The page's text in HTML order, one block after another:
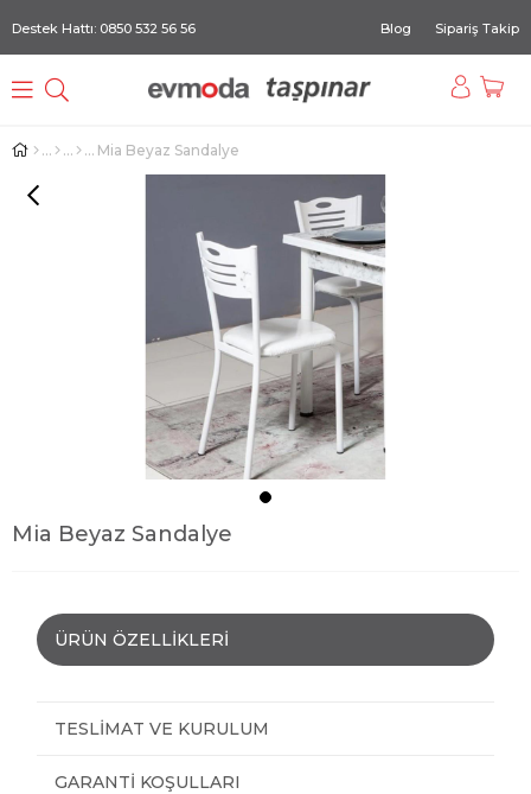
Destek Hattı: 0850 532 56 56 Blog Sipariş Takip
Mia Beyaz Sandalye
Mia Beyaz Sandalye
ÜRÜN ÖZELLIKLERI
TESLIMAT VE KURULUM
GARANTI KOŞULLARI